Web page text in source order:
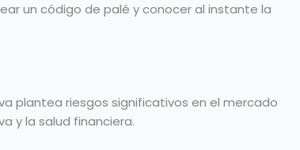
un código de palé y conocer al instante la
plantea riesgos significativos en el mercado
y la salud financiera.